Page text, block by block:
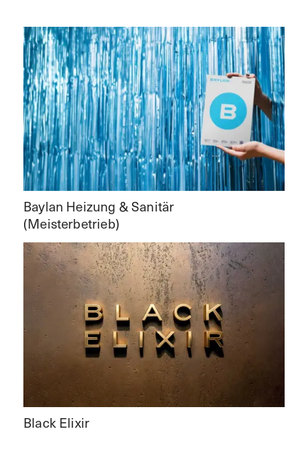
Baylan Heizung & Sanitär
(Meisterbetrieb)
Black Elixir